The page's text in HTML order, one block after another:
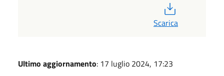
Scarica
Ultimo aggiornamento: 17 luglio 2024, 17:23